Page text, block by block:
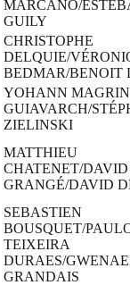
MARCANO/
GUILY
CHRISTOPHE
DELQUIE/
BEDMAR/BENOIT
YOHANN
GUIAVARCH/
ZIELINSKI
MATTHIEU
CHATENET/DAVID
GRANGÉ/DAVID
SEBASTIEN
BOUSQUET/
TEIXEIRA
DURAES/
GRANDAIS